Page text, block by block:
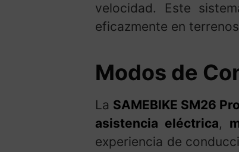
velocidad. Este
eficazmente en
Modos de
La SAMEBIKE SM26 Pro
asistencia eléctrica,
experiencia de